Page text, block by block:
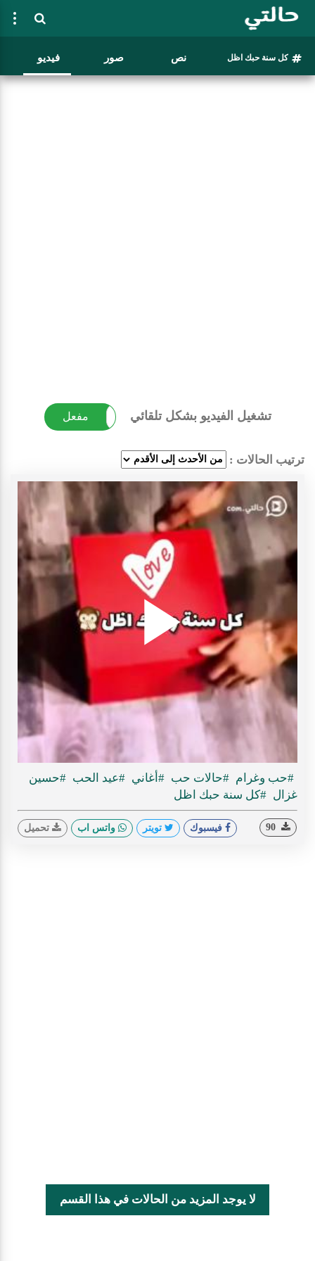
كل سنة حبك اظل نص صور فيديو
تشغيل الفيديو بشكل تلقائي مفعل غير مفعل
ترتيب الحالات :
Play
#حب وغرام #حالات حب #أغاني #عيد الحب #حسين
غزال #كل سنة حبك اظل
فيسبوك تويتر واتس اب تحميل
لا يوجد المزيد من الحالات في هذا القسم